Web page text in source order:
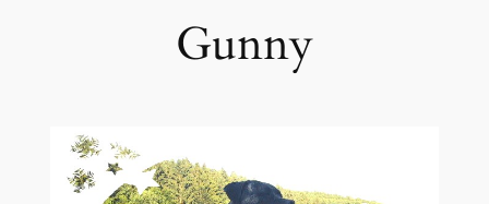
Gunny